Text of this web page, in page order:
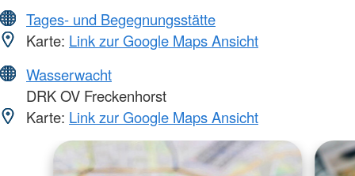
Tages- und Begegnungsstätte
Karte: Link zur Google Maps Ansicht
Wasserwacht
DRK OV Freckenhorst
Karte: Link zur Google Maps Ansicht